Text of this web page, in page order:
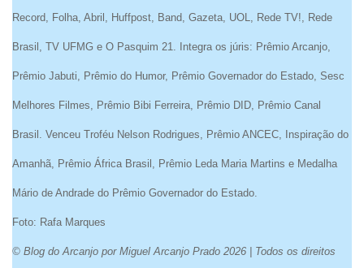
Record, Folha, Abril, Huffpost, Band, Gazeta, UOL, Rede TV!, Rede
Brasil, TV UFMG e O Pasquim 21. Integra os júris: Prêmio Arcanjo,
Prêmio Jabuti, Prêmio do Humor, Prêmio Governador do Estado, Sesc
Melhores Filmes, Prêmio Bibi Ferreira, Prêmio DID, Prêmio Canal
Brasil. Venceu Troféu Nelson Rodrigues, Prêmio ANCEC, Inspiração do
Amanhã, Prêmio África Brasil, Prêmio Leda Maria Martins e Medalha
Mário de Andrade do Prêmio Governador do Estado.
Foto: Rafa Marques
© Blog do Arcanjo por Miguel Arcanjo Prado 2026 | Todos os direitos